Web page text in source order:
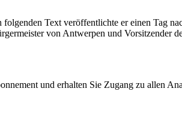
Text veröffentlichte er einen Tag
von Antwerpen und Vorsitzender
und erhalten Sie Zugang zu allen